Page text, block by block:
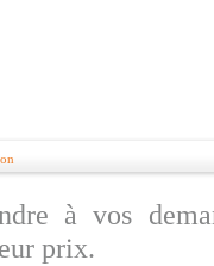
à vos
prix.